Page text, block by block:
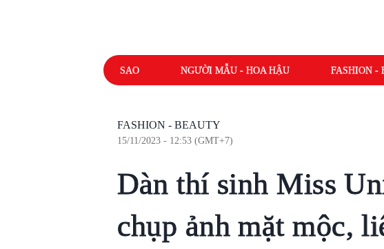
SAO NGƯỜI MẪU - HOA HẬU FASHION -
FASHION - BEAUTY
15/11/2023 - 12:53 (GMT+7)
Dàn thí sinh Miss
chụp ảnh mặt mộc,